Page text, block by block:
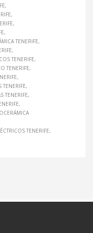
TENERIFE
TENERIFE
TENERIFE
TENERIFE
TENERIFE
TENERIFE